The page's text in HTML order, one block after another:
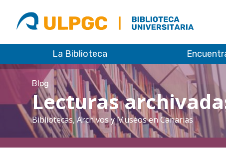
ULPGC
Biblioteca
ULPGC
La Biblioteca
Blog
Lecturas
Bibliotecas, Archivos y Museos en Canarias